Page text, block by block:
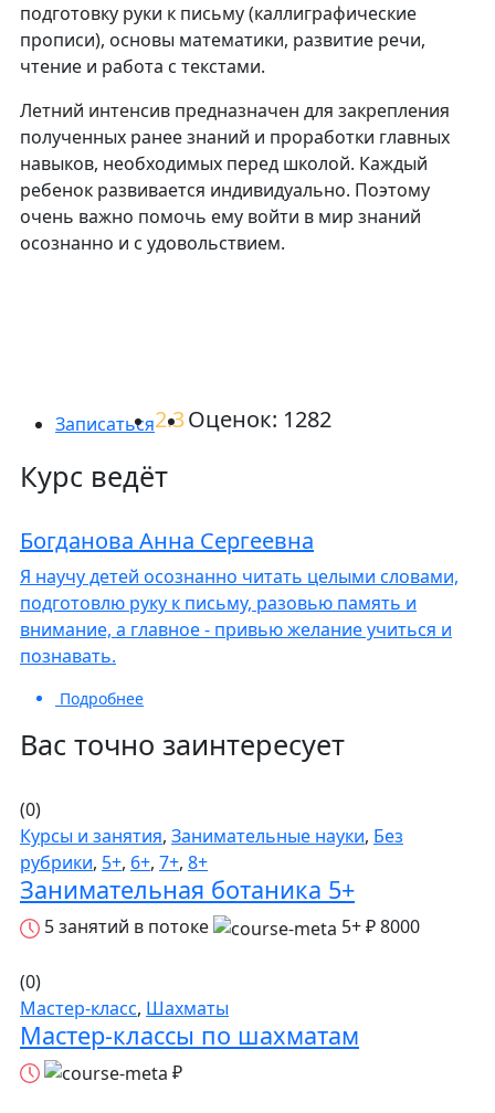
подготовку руки к письму (каллиграфические
прописи), основы математики, развитие речи,
чтение и работа с текстами.
Летний интенсив предназначен для закрепления
полученных ранее знаний и проработки главных
навыков, необходимых перед школой. Каждый
ребенок развивается индивидуально. Поэтому
очень важно помочь ему войти в мир знаний
осознанно и с удовольствием.
Записаться2.3Оценок: 1282
Курс ведёт
Богданова Анна Сергеевна
Я научу детей осознанно читать целыми словами,
подготовлю руку к письму, разовью память и
внимание, а главное - привью желание учиться и
познавать.
Подробнее
Вас точно заинтересует
(0)
Курсы и занятия, Занимательные науки, Без
рубрики, 5+, 6+, 7+, 8+
Занимательная ботаника 5+
5 занятий в потоке 5+₽ 8000
(0)
Мастер-класс, Шахматы
Мастер-классы по шахматам
₽